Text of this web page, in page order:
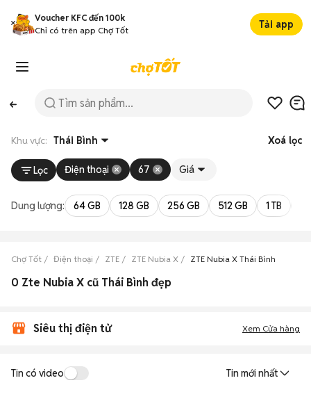
Voucher KFC đến 100k
Chỉ có trên app Chợ Tốt
Tải app
Khu vực: Thái Bình Xoá lọc
Lọc Điện thoại 67 Giá
Dung lượng: 64 GB 128 GB 256 GB 512 GB 1 TB
Chợ Tốt Điện thoại ZTE ZTE Nubia X ZTE Nubia X Thái Bình
0 Zte Nubia X cũ Thái Bình đẹp
Siêu thị điện tử Xem Cửa hàng
Tin có video Tin mới nhất